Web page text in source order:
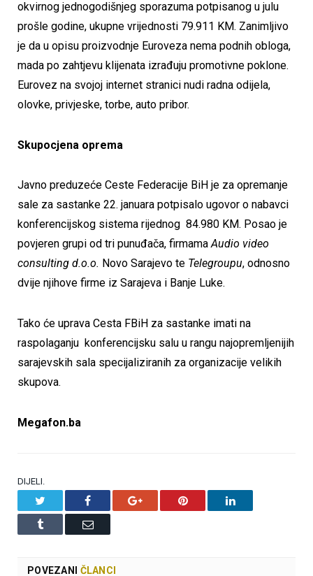
okvirnog jednogodišnjeg sporazuma potpisanog u julu
prošle godine, ukupne vrijednosti 79.911 KM. Zanimljivo
je da u opisu proizvodnje Euroveza nema podnih obloga,
mada po zahtjevu klijenata izrađuju promotivne poklone.
Eurovez na svojoj internet stranici nudi radna odijela,
olovke, privjeske, torbe, auto pribor.
Skupocjena oprema
Javno preduzeće Ceste Federacije BiH je za opremanje
sale za sastanke 22. januara potpisalo ugovor o nabavci
konferencijskog sistema rijednog 84.980 KM. Posao je
povjeren grupi od tri punuđača, firmamaAudio video
consulting d.o.o. Novo Sarajevo te Telegroupu, odnosno
dvije njihove firme iz Sarajeva i Banje Luke.
Tako će uprava Cesta FBiH za sastanke imati na
raspolaganju konferencijsku salu u rangu najopremljenijih
sarajevskih sala specijaliziranih za organizacije velikih
skupova.
Megafon.ba
DIJELI.
Facebook Google+ Pinterest LinkedIn
Tumblr Email
POVEZANI ČLANCI